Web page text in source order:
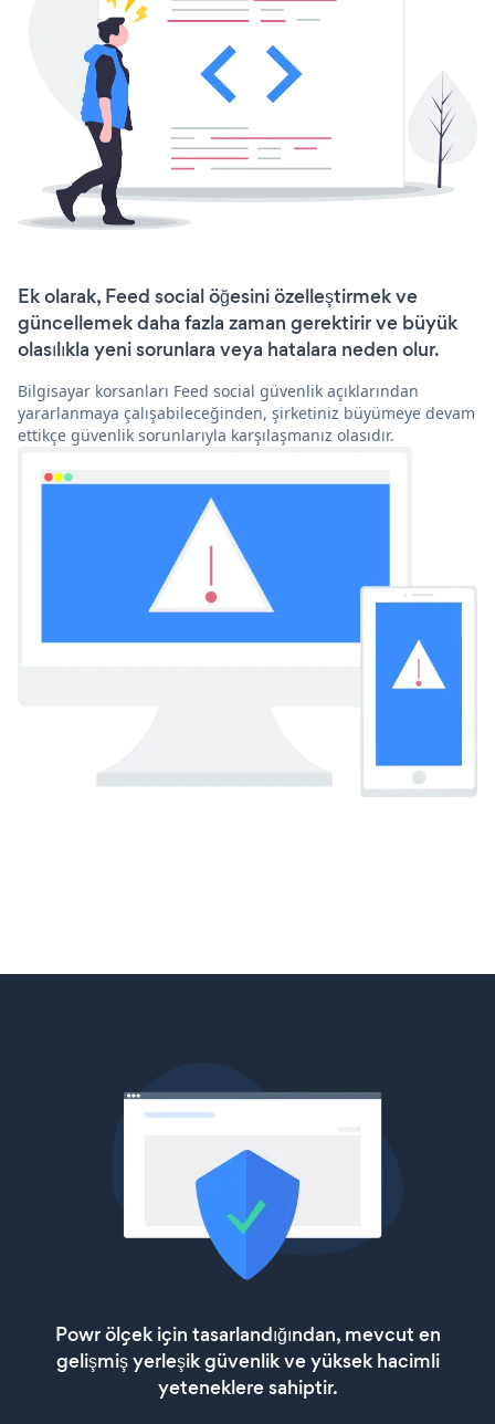
Ek olarak, Feed social öğesini özelleştirmek ve
güncellemek daha fazla zaman gerektirir ve büyük
olasılıkla yeni sorunlara veya hatalara neden olur.
Bilgisayar korsanları Feed social güvenlik açıklarından
yararlanmaya çalışabileceğinden, şirketiniz büyümeye devam
ettikçe güvenlik sorunlarıyla karşılaşmanız olasıdır.
Powr ölçek için tasarlandığından, mevcut en
gelişmiş yerleşik güvenlik ve yüksek hacimli
yeteneklere sahiptir.